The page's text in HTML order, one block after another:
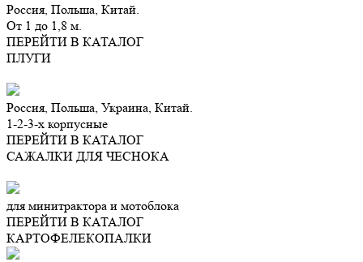
Россия, Польша, Китай.
От 1 до 1,8 м.
ПЕРЕЙТИ В КАТАЛОГ
ПЛУГИ
Россия, Польша, Украина, Китай.
1-2-3-х корпусные
ПЕРЕЙТИ В КАТАЛОГ
САЖАЛКИ ДЛЯ ЧЕСНОКА
для минитрактора и мотоблока
ПЕРЕЙТИ В КАТАЛОГ
КАРТОФЕЛЕКОПАЛКИ